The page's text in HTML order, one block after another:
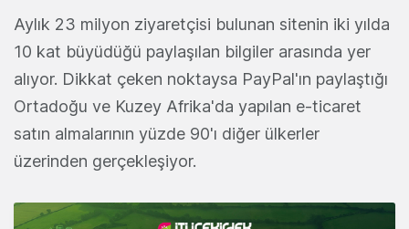
Aylık 23 milyon ziyaretçisi bulunan sitenin iki yılda
10 kat büyüdüğü paylaşılan bilgiler arasında yer
alıyor. Dikkat çeken noktaysa PayPal'ın paylaştığı
Ortadoğu ve Kuzey Afrika'da yapılan e-ticaret
satın almalarının yüzde 90'ı diğer ülkerler
üzerinden gerçekleşiyor.